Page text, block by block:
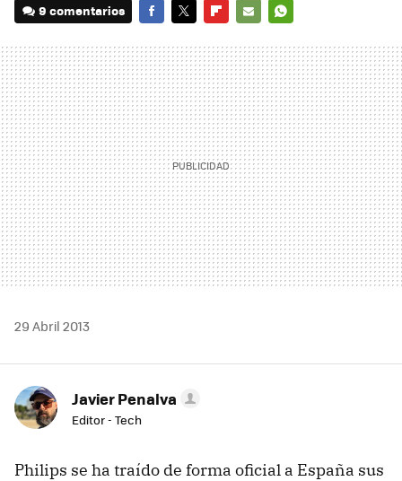
9 comentarios
MAIL
29 Abril 2013
Javier Penalva
Editor - Tech
Philips se ha traído de forma oficial a España sus